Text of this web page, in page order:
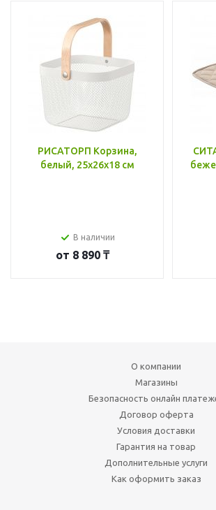
РИСАТОРП Корзина,
белый, 25x26x18 см
В наличии
от 8 890 ₸
О компании
Магазины
Безопасность онлайн
Договор оферта
Условия доставки
Гарантия на товар
Дополнительные услуги
Как оформить заказ